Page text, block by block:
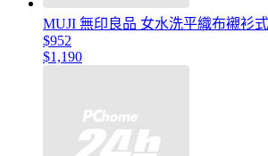
MUJI 無印良品 女水洗平織布襯衫式
$952
$1,190